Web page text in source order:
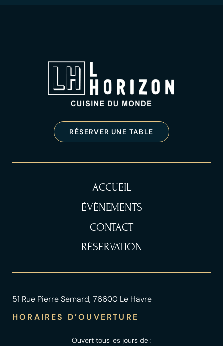
RÉSERVER UNE TABLE
ACCUEIL
ÉVÈNEMENTS
CONTACT
RÉSERVATION
51 Rue Pierre Semard, 76600 Le Havre
HORAIRES D’OUVERTURE
Ouvert tous les jours de :